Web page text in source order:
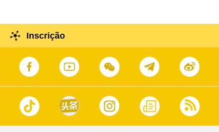
Inscrição